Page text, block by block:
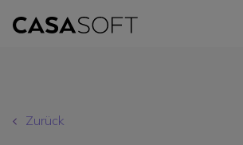
Zurück